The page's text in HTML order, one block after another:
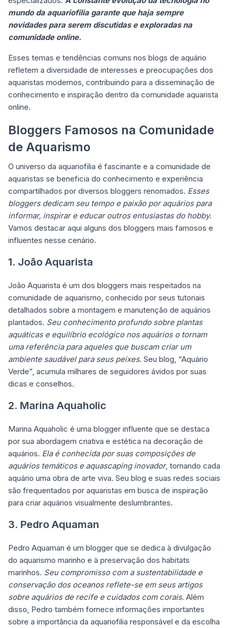
mundo da aquariofilia garante que haja sempre
novidades para serem discutidas e exploradas na
comunidade online.
Esses temas e tendências comuns nos blogs de aquário
refletem a diversidade de interesses e preocupações dos
aquaristas modernos, contribuindo para a disseminação de
conhecimento e inspiração dentro da comunidade aquarista
online.
Bloggers Famosos na Comunidade
de Aquarismo
O universo da aquariofilia é fascinante e a comunidade de
aquaristas se beneficia do conhecimento e experiência
compartilhados por diversos bloggers renomados. Esses
bloggers dedicam seu tempo e paixão por aquários para
informar, inspirar e educar outros entusiastas do hobby.
Vamos destacar aqui alguns dos bloggers mais famosos e
influentes nesse cenário.
1. João Aquarista
João Aquarista é um dos bloggers mais respeitados na
comunidade de aquarismo, conhecido por seus tutoriais
detalhados sobre a montagem e manutenção de aquários
plantados. Seu conhecimento profundo sobre plantas
aquáticas e equilíbrio ecológico nos aquários o tornam
uma referência para aqueles que buscam criar um
ambiente saudável para seus peixes. Seu blog, “Aquário
Verde”, acumula milhares de seguidores ávidos por suas
dicas e conselhos.
2. Marina Aquaholic
Marina Aquaholic é uma blogger influente que se destaca
por sua abordagem criativa e estética na decoração de
aquários. Ela é conhecida por suas composições de
aquários temáticos e aquascaping inovador, tornando cada
aquário uma obra de arte viva. Seu blog e suas redes sociais
são frequentados por aquaristas em busca de inspiração
para criar aquários visualmente deslumbrantes.
3. Pedro Aquaman
Pedro Aquaman é um blogger que se dedica à divulgação
do aquarismo marinho e à preservação dos habitats
marinhos. Seu compromisso com a sustentabilidade e
conservação dos oceanos reflete-se em seus artigos
sobre aquários de recife e cuidados com corais. Além
disso, Pedro também fornece informações importantes
sobre a importância da aquariofilia responsável e da escolha